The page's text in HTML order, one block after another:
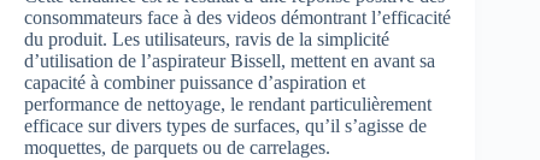
consommateurs face à des videos démontrant l’efficacité
du produit. Les utilisateurs, ravis de la simplicité
d’utilisation de l’aspirateur Bissell, mettent en avant sa
capacité à combiner puissance d’aspiration et
performance de nettoyage, le rendant particulièrement
efficace sur divers types de surfaces, qu’il s’agisse de
moquettes, de parquets ou de carrelages.